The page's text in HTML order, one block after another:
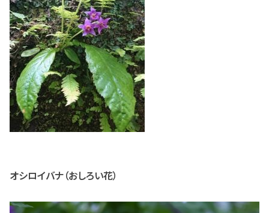
オシロイバナ（おしろい花）